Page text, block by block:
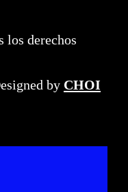
los derechos
by CHOI